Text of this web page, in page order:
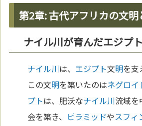
第2章: 古代アフリカの文明
ナイル川が育んだエジプ
ナイル川は、 エジプト文明を支
この文明を築いたのはネグロイ
プトは、肥沃なナイル川流域を
会を築き、 ピラミッドやスフィ